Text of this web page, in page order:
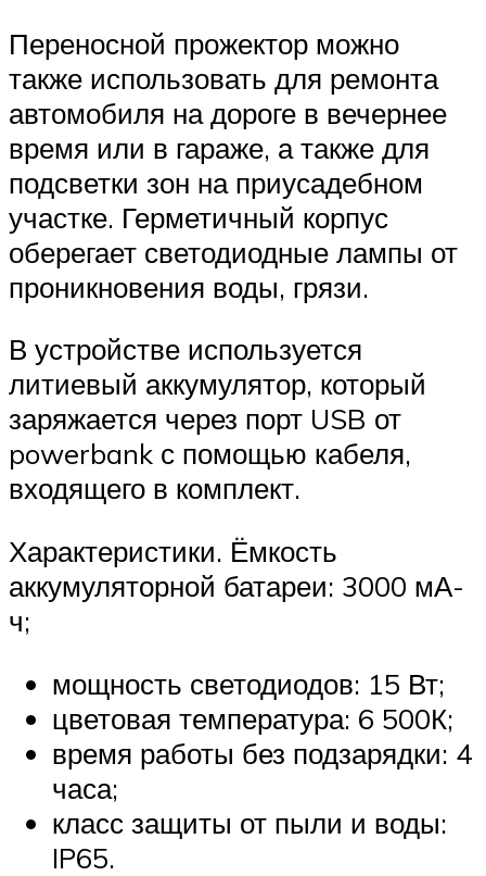
Переносной прожектор можно
также использовать для ремонта
автомобиля на дороге в вечернее
время или в гараже, а также для
подсветки зон на приусадебном
участке. Герметичный корпус
оберегает светодиодные лампы от
проникновения воды, грязи.
В устройстве используется
литиевый аккумулятор, который
заряжается через порт USB от
powerbank с помощью кабеля,
входящего в комплект.
Характеристики. Ёмкость
аккумуляторной батареи: 3000 мА-
ч;
мощность светодиодов: 15 Вт;
цветовая температура: 6 500К;
время работы без подзарядки: 4
часа;
класс защиты от пыли и воды:
IP65.